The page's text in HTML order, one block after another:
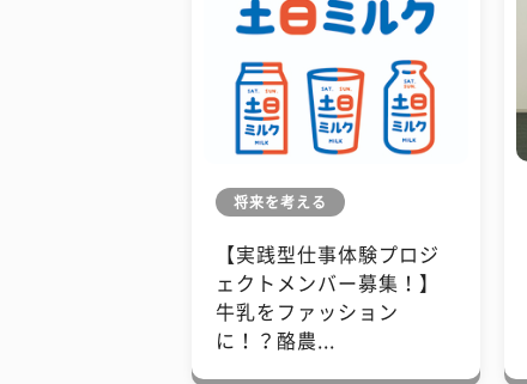
将来を考える
【実践型仕事体験プロジ
ェクトメンバー募集！】
牛乳をファッション
に！？酪農...